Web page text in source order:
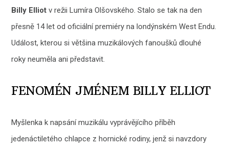
Billy Elliot v režii Lumíra Olšovského. Stalo se tak na den
přesně 14 let od oficiální premiéry na londýnském West Endu.
Událost, kterou si většina muzikálových fanoušků dlouhé
roky neuměla ani představit.
FENOMÉN JMÉNEM BILLY ELLIOT
Myšlenka k napsání muzikálu vyprávějícího příběh
jedenáctiletého chlapce z hornické rodiny, jenž si navzdory